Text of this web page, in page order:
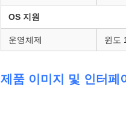
OS 지원
운영체제 윈도
제품 이미지 및 인터페